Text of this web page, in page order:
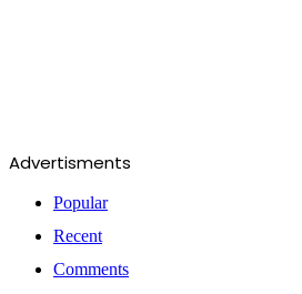
Advertisments
Popular
Recent
Comments